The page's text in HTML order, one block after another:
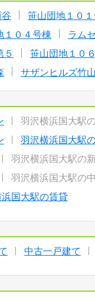
笹山団地１０
１０４号棟 ラム
５ 笹山団地１０
サザンヒルズ竹山
羽沢横浜国大駅
羽沢横浜国大駅
羽沢横浜国大駅の
羽沢横浜国大駅の
国大駅の賃貸
中古一戸建て